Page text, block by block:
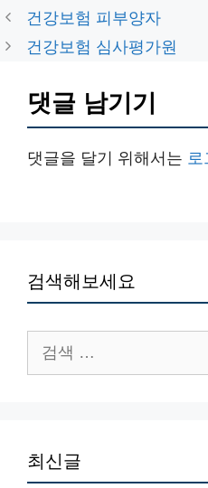
테
리
건강보험 피부양자
건강보험 심사평가원
댓글 남기기
댓글을 달기 위해서는 로
검색해보세요
색:
최신글